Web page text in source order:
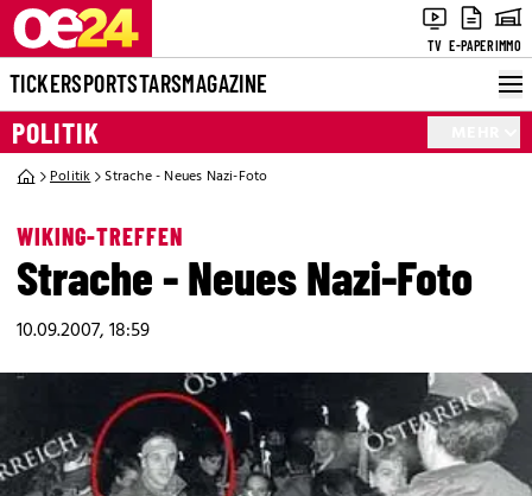
TV E-PAPERIMMO
TICKERSPORTSTARSMAGAZINE
POLITIK
Politik Strache - Neues Nazi-Foto
WIKING-TREFFEN
Strache - Neues Nazi-Foto
10.09.2007, 18:59